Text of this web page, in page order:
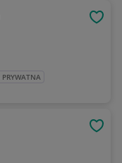
PRYWATNA